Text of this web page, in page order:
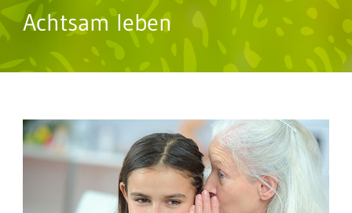
Achtsam leben